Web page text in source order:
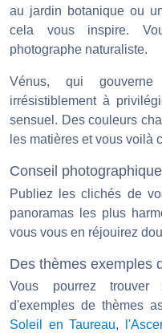
au jardin botanique ou
cela vous inspire.
photographe naturaliste.
Vénus, qui
irrésistiblement à
sensuel. Des couleurs
les matières et vous voilà
Conseil
Publiez les clichés de
panoramas les plus
vous vous en réjouirez
Des thèmes exemples
Vous pourrez trouver
d'exemples de thèmes
Soleil en Taureau,